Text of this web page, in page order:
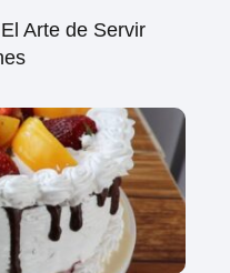
Arte de Servir